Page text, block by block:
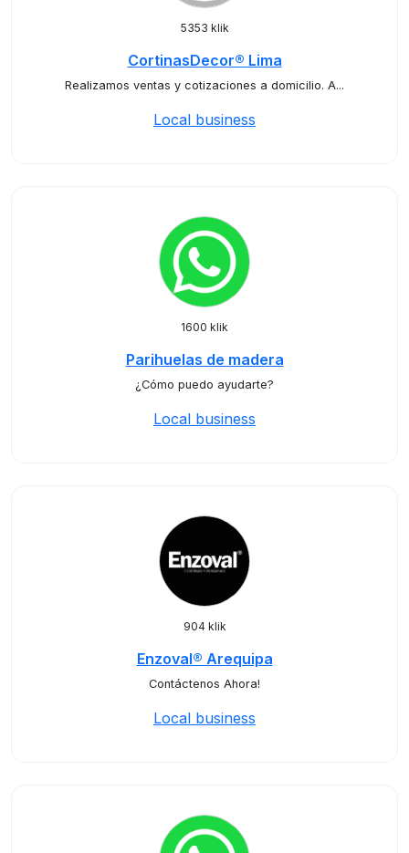
5353 klik
CortinasDecor® Lima
Realizamos ventas y cotizaciones a domicilio. A...
Local business
1600 klik
Parihuelas de madera
¿Cómo puedo ayudarte?
Local business
904 klik
Enzoval® Arequipa
Contáctenos Ahora!
Local business